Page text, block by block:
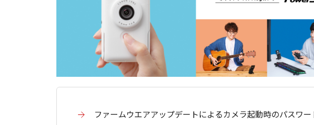
ファームウエアアップデートによるカメラ起動時のパスワ